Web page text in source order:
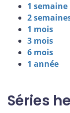
1 semaine
2
1 mois
3 mois
6 mois
1 année
Séries